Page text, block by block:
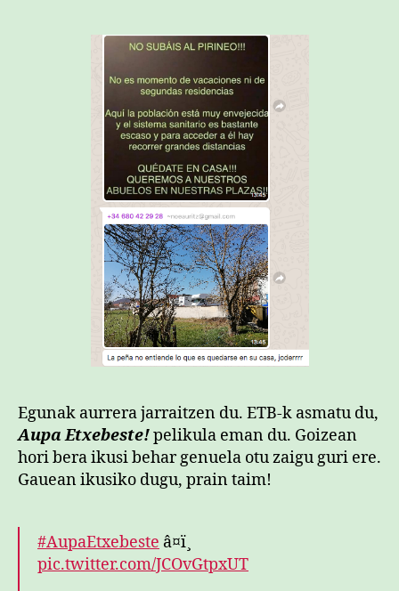
Egunak aurrera jarraitzen du. ETB-k asmatu du,
Aupa Etxebeste!pelikula eman du. Goizean
hori bera ikusi behar genuela otu zaigu guri ere.
Gauean ikusiko dugu, prain taim!
#AupaEtxebeste â¤ï¸
pic.twitter.com/JCOvGtpxUT